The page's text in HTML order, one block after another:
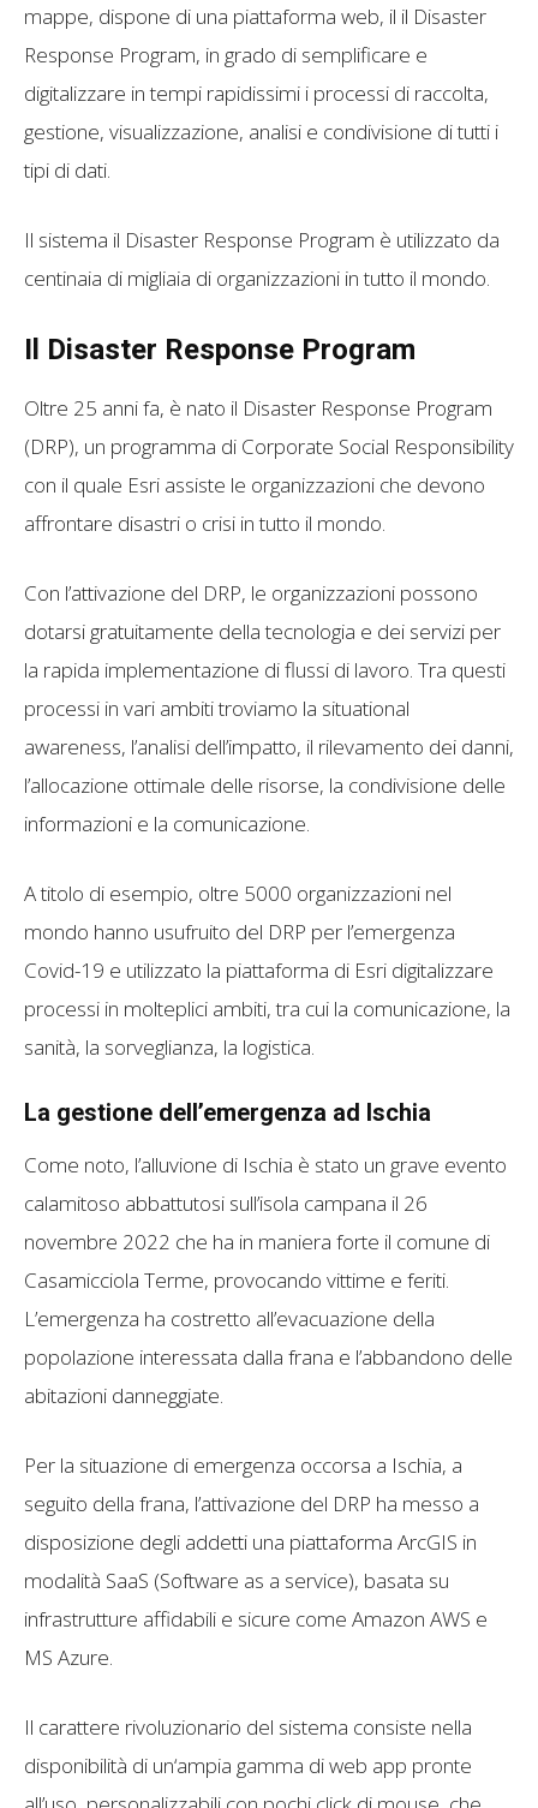
mappe, dispone di una piattaforma web, il il Disaster
Response Program, in grado di semplificare e
digitalizzare in tempi rapidissimi i processi di raccolta,
gestione, visualizzazione, analisi e condivisione di tutti i
tipi di dati.
Il sistema il Disaster Response Program è utilizzato da
centinaia di migliaia di organizzazioni in tutto il mondo.
Il Disaster Response Program
Oltre 25 anni fa, è nato il Disaster Response Program
(DRP), un programma di Corporate Social Responsibility
con il quale Esri assiste le organizzazioni che devono
affrontare disastri o crisi in tutto il mondo.
Con l’attivazione del DRP, le organizzazioni possono
dotarsi gratuitamente della tecnologia e dei servizi per
la rapida implementazione di flussi di lavoro. Tra questi
processi in vari ambiti troviamo la situational
awareness, l’analisi dell’impatto, il rilevamento dei danni,
l’allocazione ottimale delle risorse, la condivisione delle
informazioni e la comunicazione.
A titolo di esempio, oltre 5000 organizzazioni nel
mondo hanno usufruito del DRP per l’emergenza
Covid-19 e utilizzato la piattaforma di Esri digitalizzare
processi in molteplici ambiti, tra cui la comunicazione, la
sanità, la sorveglianza, la logistica.
La gestione dell’emergenza ad Ischia
Come noto, l’alluvione di Ischia è stato un grave evento
calamitoso abbattutosi sull’isola campana il 26
novembre 2022 che ha in maniera forte il comune di
Casamicciola Terme, provocando vittime e feriti.
L’emergenza ha costretto all’evacuazione della
popolazione interessata dalla frana e l’abbandono delle
abitazioni danneggiate.
Per la situazione di emergenza occorsa a Ischia, a
seguito della frana, l’attivazione del DRP ha messo a
disposizione degli addetti una piattaforma ArcGIS in
modalità SaaS (Software as a service), basata su
infrastrutture affidabili e sicure come Amazon AWS e
MS Azure.
Il carattere rivoluzionario del sistema consiste nella
disponibilità di un‘ampia gamma di web app pronte